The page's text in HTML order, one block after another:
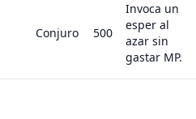
Conjuro 500
Invoca un
esper al
azar sin
gastar MP.